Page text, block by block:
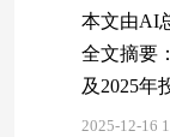
本文由AI
全文摘要
及2025年
行业机会
2025-12-16